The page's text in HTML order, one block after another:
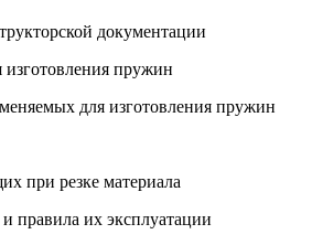
документации
пружин
для изготовления пружин
при резке материала
правила их эксплуатации